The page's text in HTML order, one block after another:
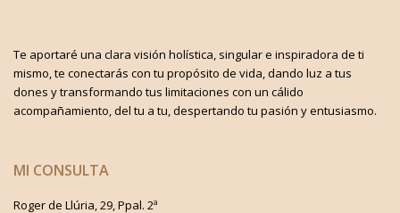
Te aportaré una clara visión holística, singular e inspiradora de ti
mismo, te conectarás con tu propósito de vida, dando luz a tus
dones y transformando tus limitaciones con un cálido
acompañamiento, del tu a tu, despertando tu pasión y entusiasmo.
MI CONSULTA
Roger de Llúria, 29, Ppal. 2ª